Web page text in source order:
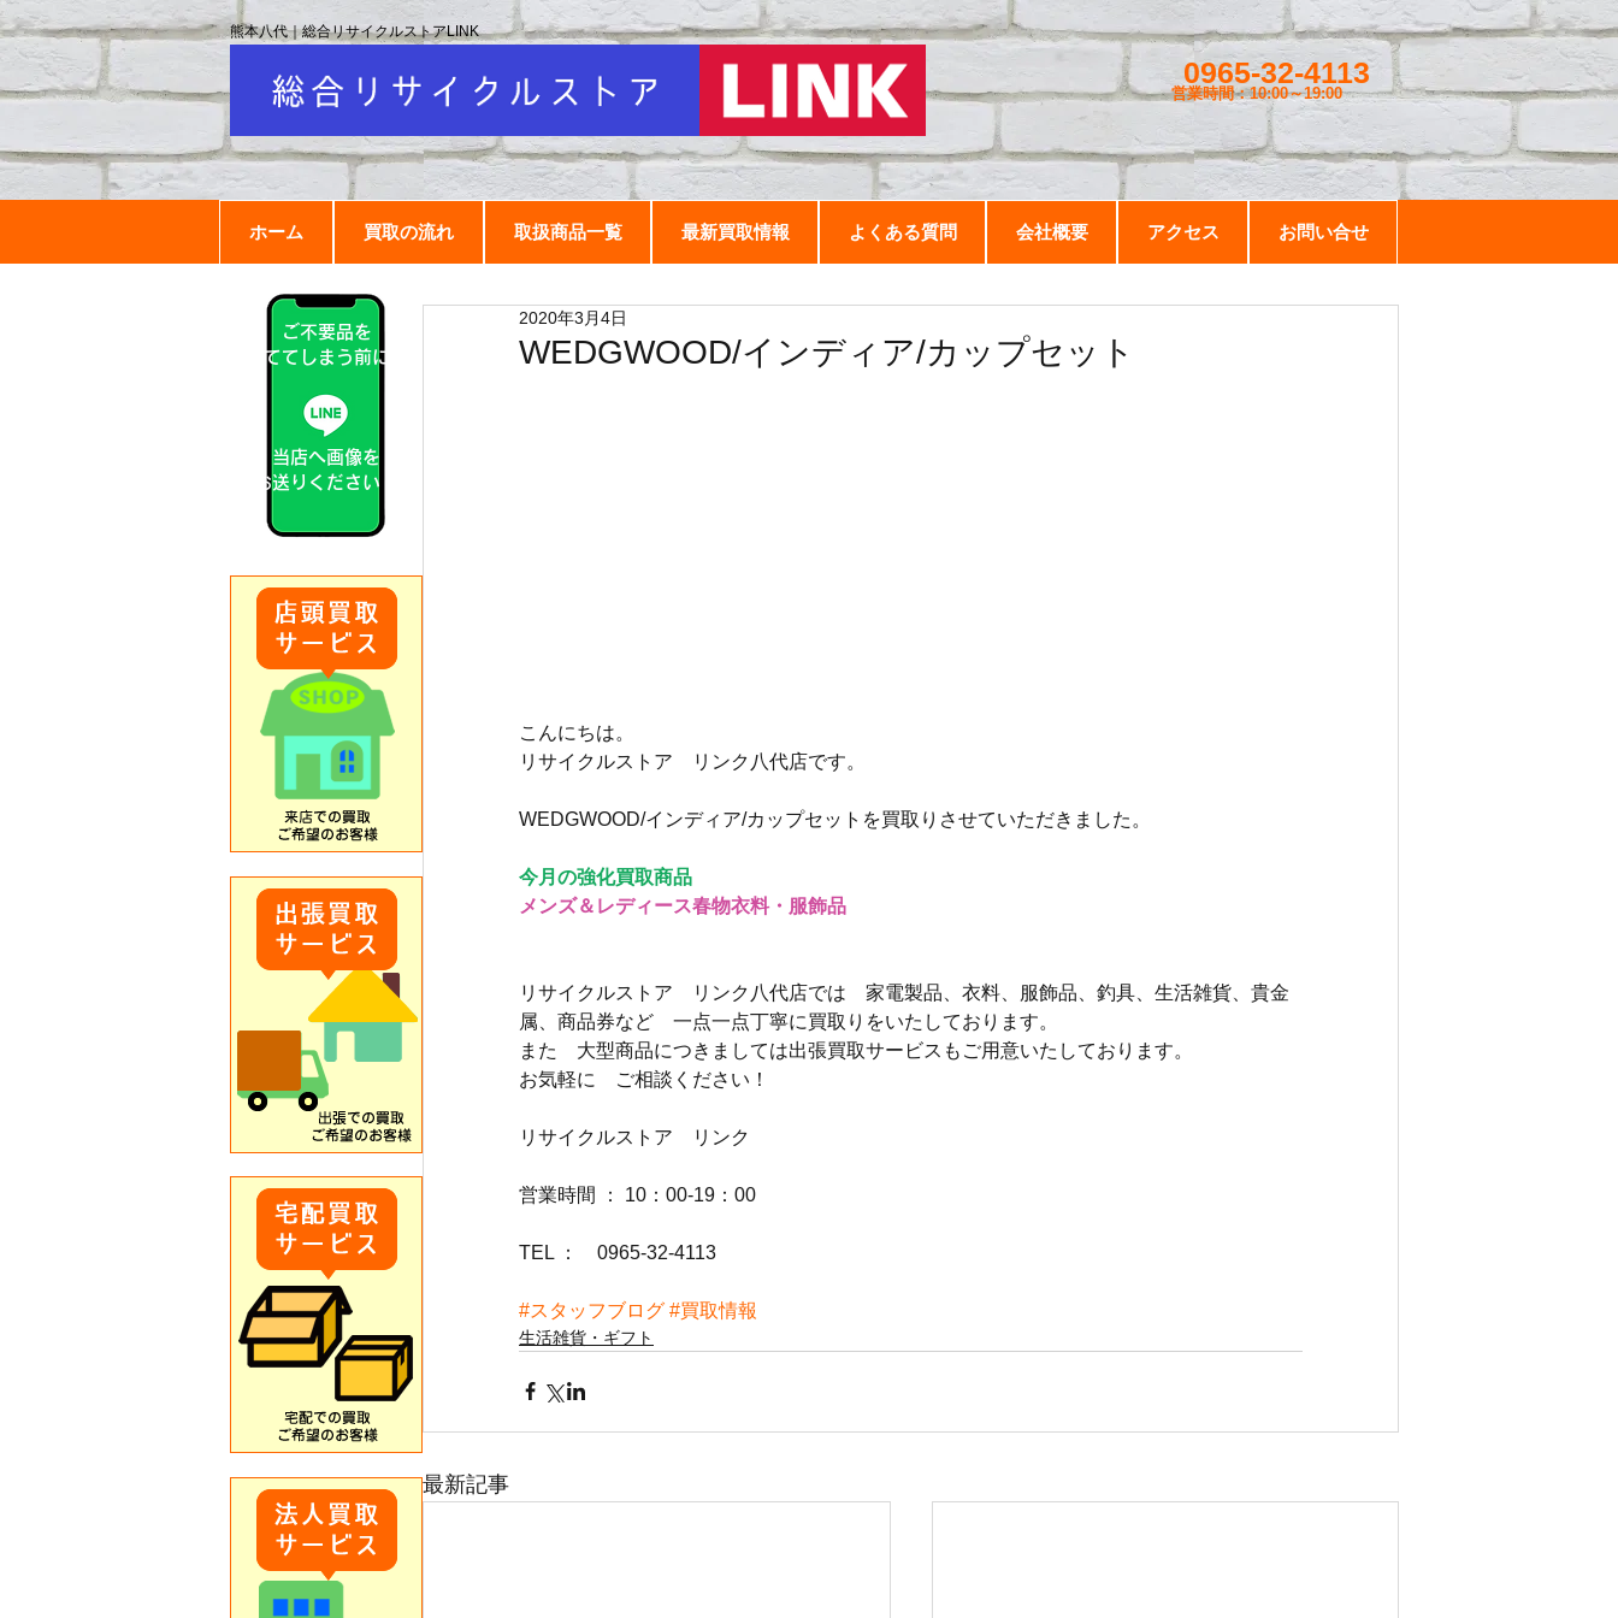
0965-32-4113
営業時間：10:00～19:00
ホーム 買取の流れ 取扱商品一覧 最新買取情報 よくある質問 会社概要 アクセス お問い合せ
熊本八代｜総合リサイクルストアLINK
WEDGWOOD/インディア/カップセット
2020年3月4日
こんにちは。
リサイクルストア　リンク八代店です。
WEDGWOOD/インディア/カップセットを買取りさせていただきました。
今月の強化買取商品
メンズ＆レディース春物衣料・服飾品
リサイクルストア　リンク八代店では　家電製品、衣料、服飾品、釣具、生活雑貨、貴金
属、商品券など　一点一点丁寧に買取りをいたしております。
また　大型商品につきましては出張買取サービスもご用意いたしております。
お気軽に　ご相談ください！
リサイクルストア　リンク
営業時間 ： 10：00-19：00
TEL ：　0965-32-4113
#スタッフブログ #買取情報
生活雑貨・ギフト
最新記事
ご不要品を
捨ててしまう前に！
当店へ画像を
お送りください！